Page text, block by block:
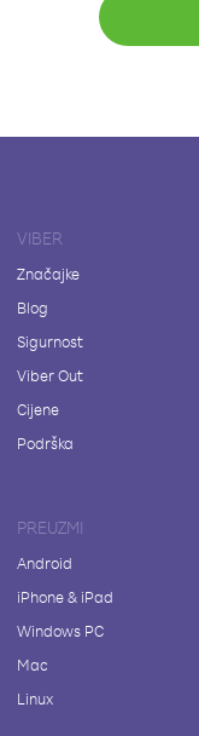
VIBER
Značajke
Blog
Sigurnost
Viber Out
Cijene
Podrška
PREUZMI
Android
iPhone & iPad
Windows PC
Mac
Linux